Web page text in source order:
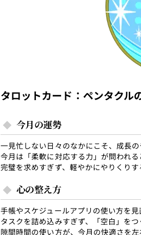
タロットカード：ペンタクル
今月の運勢
一見忙しない日々のなかにこそ、成長の
今月は「柔軟に対応する力」が問われる
完璧を求めすぎず、軽やかにやりくり
心の整え方
手帳やスケジュールアプリの使い方を見
タスクを詰め込みすぎず、「空白」を
隙間時間の使い方が、今月の快適さを左